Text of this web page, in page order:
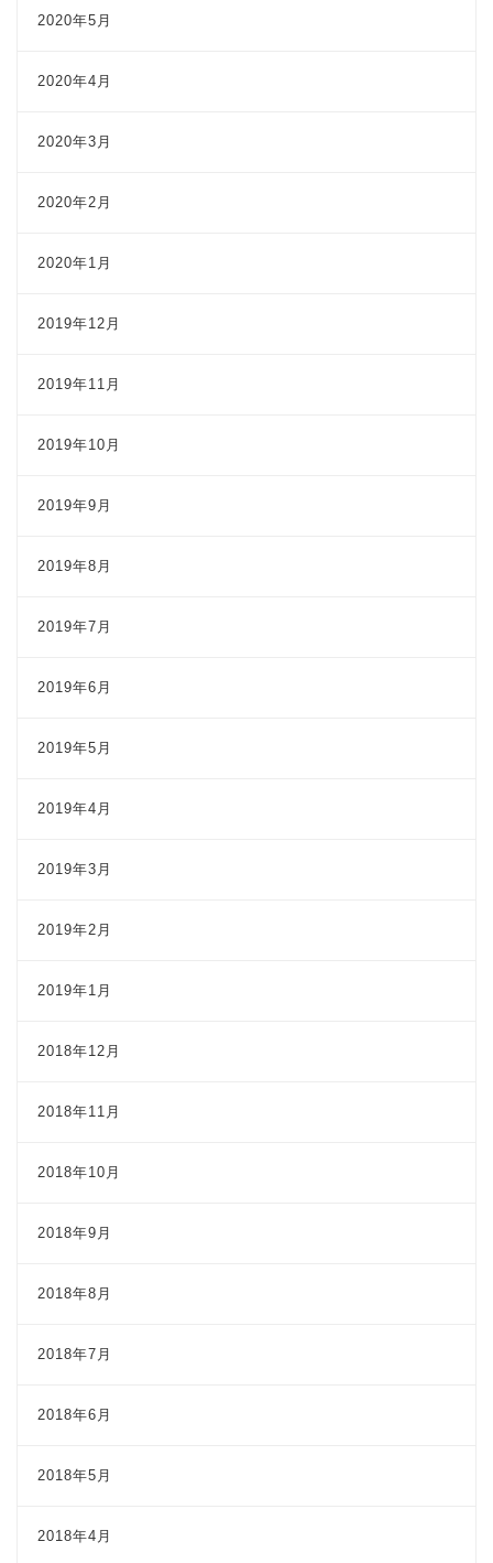
2020年5月
2020年4月
2020年3月
2020年2月
2020年1月
2019年12月
2019年11月
2019年10月
2019年9月
2019年8月
2019年7月
2019年6月
2019年5月
2019年4月
2019年3月
2019年2月
2019年1月
2018年12月
2018年11月
2018年10月
2018年9月
2018年8月
2018年7月
2018年6月
2018年5月
2018年4月